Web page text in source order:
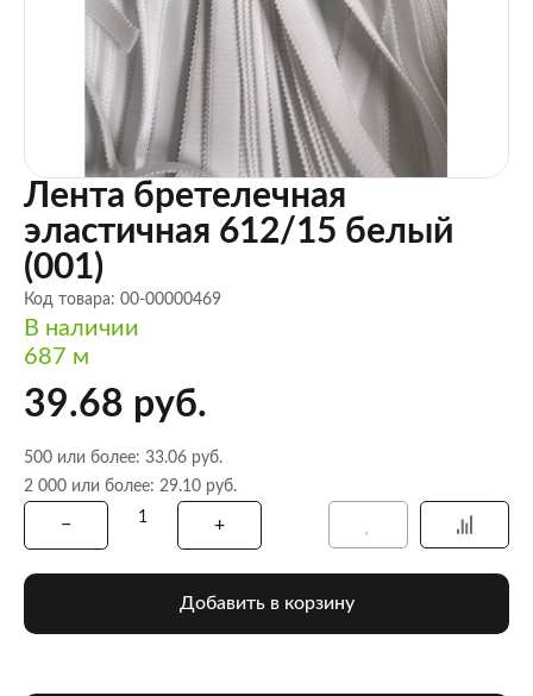
Лента бретелечная
эластичная 612/15 белый
(001)
Код товара: 00-00000469
В наличии
687 м
39.68 руб.
500 или более: 33.06 руб.
2 000 или более: 29.10 руб.
Добавить в корзину